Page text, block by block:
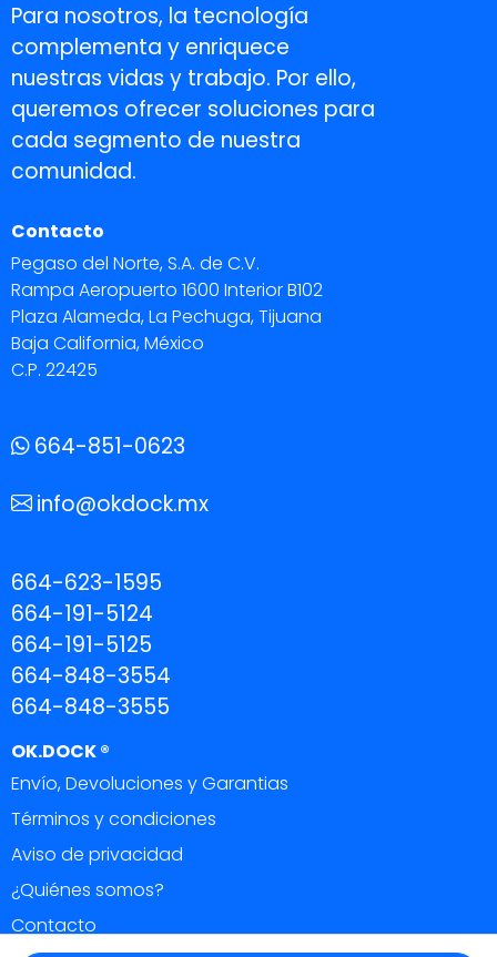
Para nosotros, la tecnología
complementa y enriquece
nuestras vidas y trabajo. Por ello,
queremos ofrecer soluciones para
cada segmento de nuestra
comunidad.
Contacto
Pegaso del Norte, S.A. de C.V.
Rampa Aeropuerto 1600 Interior B102
Plaza Alameda, La Pechuga, Tijuana
Baja California, México
C.P. 22425
664-851-0623
info@okdock.mx
664-623-1595
664-191-5124
664-191-5125
664-848-3554
664-848-3555
OK.DOCK ®
Envío, Devoluciones y Garantias
Términos y condiciones
Aviso de privacidad
¿Quiénes somos?
Contacto